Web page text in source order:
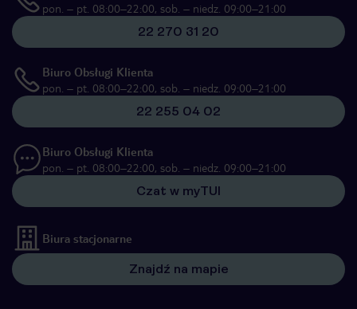
pon. – pt. 08:00–22:00, sob. – niedz. 09:00–21:00
22 270 31 20
Biuro Obsługi Klienta
pon. – pt. 08:00–22:00, sob. – niedz. 09:00–21:00
22 255 04 02
Biuro Obsługi Klienta
pon. – pt. 08:00–22:00, sob. – niedz. 09:00–21:00
Czat w myTUI
Biura stacjonarne
Znajdź na mapie